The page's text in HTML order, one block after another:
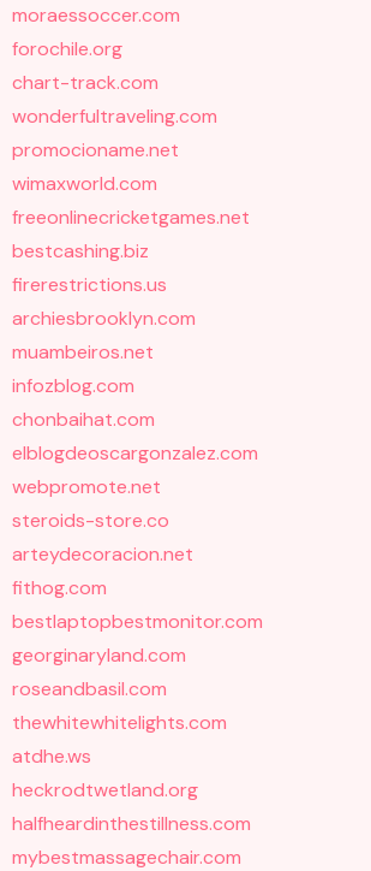
moraessoccer.com
forochile.org
chart-track.com
wonderfultraveling.com
promocioname.net
wimaxworld.com
freeonlinecricketgames.net
bestcashing.biz
firerestrictions.us
archiesbrooklyn.com
muambeiros.net
infozblog.com
chonbaihat.com
elblogdeoscargonzalez.com
webpromote.net
steroids-store.co
arteydecoracion.net
fithog.com
bestlaptopbestmonitor.com
georginaryland.com
roseandbasil.com
thewhitewhitelights.com
atdhe.ws
heckrodtwetland.org
halfheardinthestillness.com
mybestmassagechair.com